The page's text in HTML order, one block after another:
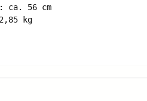
ca. 56 cm
kg